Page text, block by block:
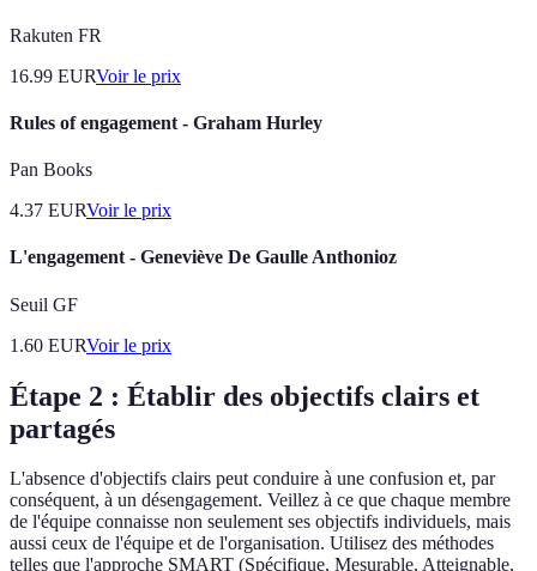
Rakuten FR
16.99 EURVoir le prix
Rules of engagement - Graham Hurley
Pan Books
4.37 EURVoir le prix
L'engagement - Geneviève De Gaulle Anthonioz
Seuil GF
1.60 EURVoir le prix
Étape 2 : Établir des objectifs clairs et
partagés
L'absence d'objectifs clairs peut conduire à une confusion et, par
conséquent, à un désengagement. Veillez à ce que chaque membre
de l'équipe connaisse non seulement ses objectifs individuels, mais
aussi ceux de l'équipe et de l'organisation. Utilisez des méthodes
telles que l'approche SMART (Spécifique, Mesurable, Atteignable,